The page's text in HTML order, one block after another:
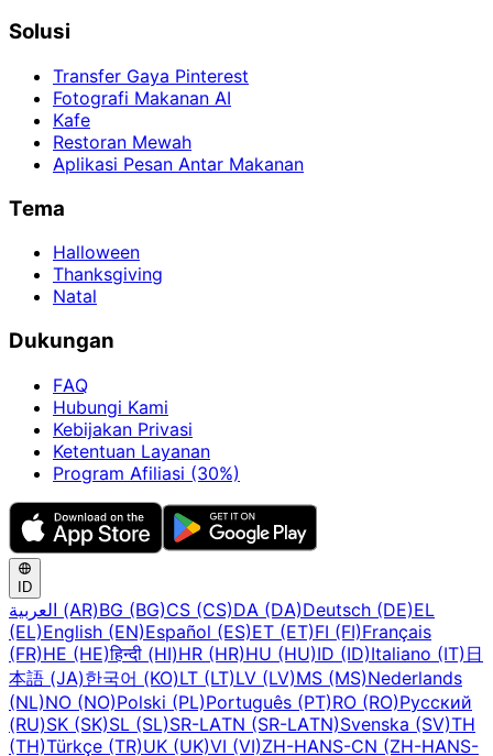
Solusi
Transfer Gaya Pinterest
Fotografi Makanan AI
Kafe
Restoran Mewah
Aplikasi Pesan Antar Makanan
Tema
Halloween
Thanksgiving
Natal
Dukungan
FAQ
Hubungi Kami
Kebijakan Privasi
Ketentuan Layanan
Program Afiliasi (30%)
ID
العربية (AR)BG (BG)CS (CS)DA (DA)Deutsch (DE)EL
(EL)English (EN)Español (ES)ET (ET)FI (FI)Français
(FR)HE (HE)हिन्दी (HI)HR (HR)HU (HU)ID (ID)Italiano (IT) 日
本語 (JA)한국어 (KO)LT (LT)LV (LV)MS (MS)Nederlands
(NL)NO (NO)Polski (PL)Português (PT)RO (RO)Русский
(RU)SK (SK)SL (SL)SR-LATN (SR-LATN)Svenska (SV)TH
(TH)Türkçe (TR)UK (UK)VI (VI)ZH-HANS-CN (ZH-HANS-